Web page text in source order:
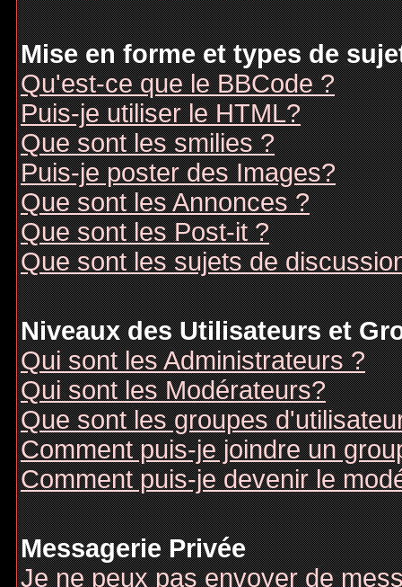
Mise en forme et types de
Qu'est-ce que le BBCode ?
Puis-je utiliser le HTML?
Que sont les smilies ?
Puis-je poster des Images?
Que sont les Annonces ?
Que sont les Post-it ?
Que sont les sujets de
Niveaux des Utilisateurs et
Qui sont les Administrateurs ?
Qui sont les Modérateurs?
Que sont les groupes
Comment puis-je joindre un
Comment puis-je devenir le
Messagerie Privée
Je ne peux pas envoyer de